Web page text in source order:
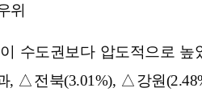
위
수도권보다 압도적으로 높
, △전북(3.01%), △강원